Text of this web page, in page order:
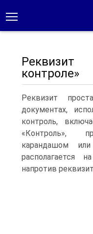
контроле»
Реквизит
документах,
контроль,
«Контроль»,
карандашом
располагается
напротив